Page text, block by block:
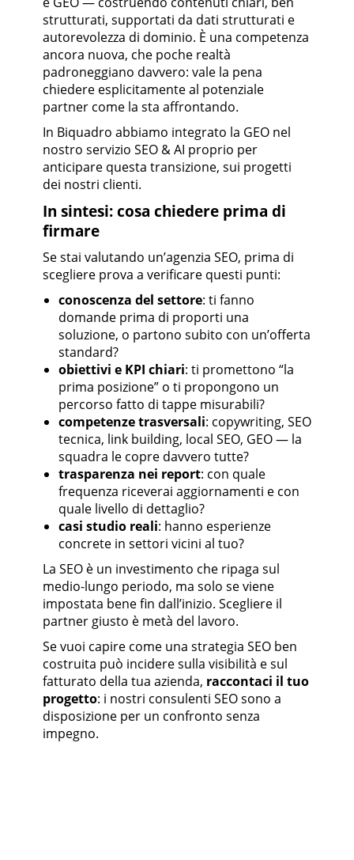
strutturati, supportati da dati strutturati e
autorevolezza di dominio. È una competenza
ancora nuova, che poche realtà
padroneggiano davvero: vale la pena
chiedere esplicitamente al potenziale
partner come la sta affrontando.
In Biquadro abbiamo integrato la GEO nel
nostro servizio SEO & AI proprio per
anticipare questa transizione, sui progetti
dei nostri clienti.
In sintesi: cosa chiedere prima di
firmare
Se stai valutando un’agenzia SEO, prima di
scegliere prova a verificare questi punti:
conoscenza del settore: ti fanno
domande prima di proporti una
soluzione, o partono subito con un’offerta
standard?
obiettivi e KPI chiari: ti promettono “la
prima posizione” o ti propongono un
percorso fatto di tappe misurabili?
competenze trasversali: copywriting, SEO
tecnica, link building, local SEO, GEO — la
squadra le copre davvero tutte?
trasparenza nei report: con quale
frequenza riceverai aggiornamenti e con
quale livello di dettaglio?
casi studio reali: hanno esperienze
concrete in settori vicini al tuo?
La SEO è un investimento che ripaga sul
medio-lungo periodo, ma solo se viene
impostata bene fin dall’inizio. Scegliere il
partner giusto è metà del lavoro.
Se vuoi capire come una strategia SEO ben
costruita può incidere sulla visibilità e sul
fatturato della tua azienda, raccontaci il tuo
progetto: i nostri consulenti SEO sono a
disposizione per un confronto senza
impegno.